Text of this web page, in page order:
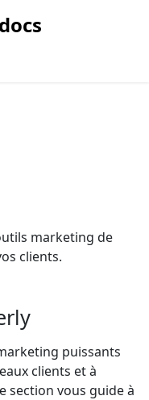
marketing de
clients.
puissants
clients et à
section vous guide à